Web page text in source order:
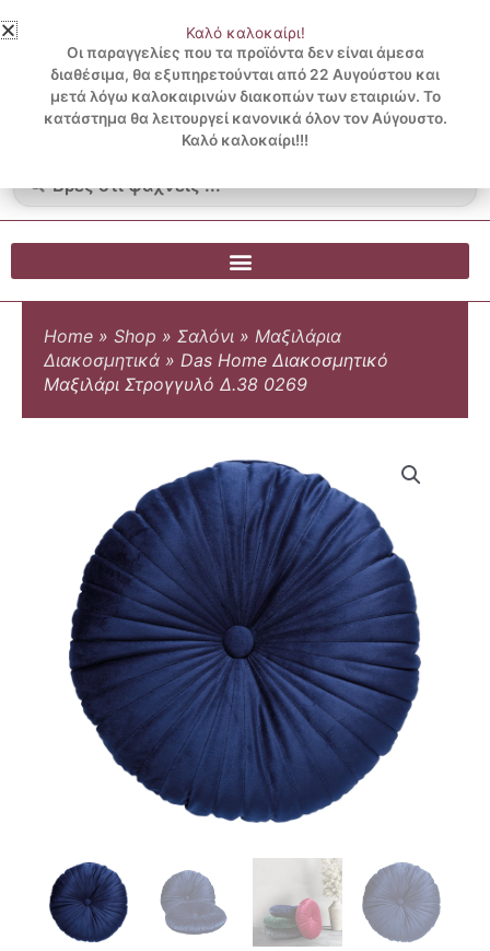
στο
περιεχόμενο
3 ΔΟΣΕΙΣ ΧΩΡΙΣ ΠΙΣΤΩΤΙΚΗ ΜΕ KLARNA
...
Λογαριασμός
Blog
0.00€
0
Cart
Home » Shop » Σαλόνι » Μαξιλάρια
Διακοσμητικά » Das Home Διακοσμητικό
Μαξιλάρι Στρογγυλό Δ.38 0269
Καλό καλοκαίρι!
Οι παραγγελίες που τα προϊόντα δεν είναι άμεσα
διαθέσιμα, θα εξυπηρετούνται από 22 Αυγούστου και
μετά λόγω καλοκαιρινών διακοπών των εταιριών. Το
κατάστημα θα λειτουργεί κανονικά όλον τον Αύγουστο.
Καλό καλοκαίρι!!!